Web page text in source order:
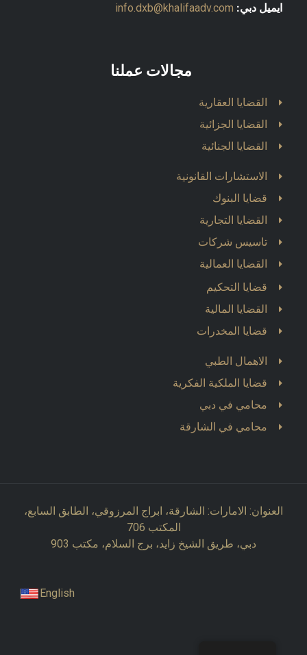
ايميل دبي: info.dxb@khalifaadv.com
مجالات عملنا
القضايا العقارية
القضايا الجزائية
القضايا الجنائية
الاستشارات القانونية
قضايا البنوك
القضايا التجارية
تاسيس شركات
القضايا العمالية
قضايا التحكيم
القضايا المالية
قضايا المخدرات
الاهمال الطبي
قضايا الملكية الفكرية
محامي في دبي
محامي في الشارقة
العنوان: الامارات: الشارقة، ابراج المرزوقي، الطابق السابع،
المكتب 706
دبي، طريق الشيخ زايد، برج السلام، مكتب 903
English